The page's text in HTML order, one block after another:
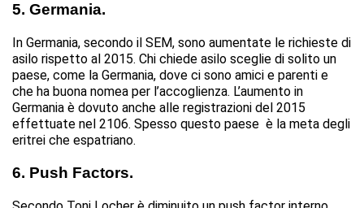
5. Germania.
In Germania, secondo il SEM, sono aumentate le richieste di
asilo rispetto al 2015. Chi chiede asilo sceglie di solito un
paese, come la Germania, dove ci sono amici e parenti e
che ha buona nomea per l’accoglienza. L’aumento in
Germania è dovuto anche alle registrazioni del 2015
effettuate nel 2106. Spesso questo paese è la meta degli
eritrei che espatriano.
6. Push Factors.